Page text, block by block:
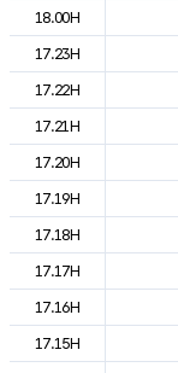
18.00H
17.23H
17.22H
17.21H
17.20H
17.19H
17.18H
17.17H
17.16H
17.15H